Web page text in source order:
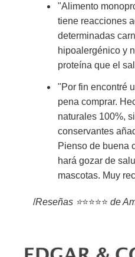
"Alimento
tiene reacciones
determinadas
hipoalergénico y
proteína que el
"Por fin encontré
pena comprar.
naturales 100%,
conservantes
Pienso de buena
hará gozar de
mascotas. Muy
/Reseñas ⭐⭐⭐⭐⭐ de